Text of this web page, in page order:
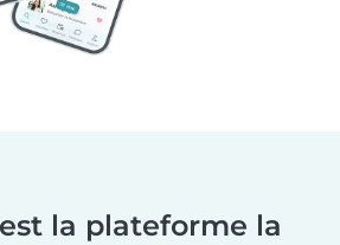
la plateforme la